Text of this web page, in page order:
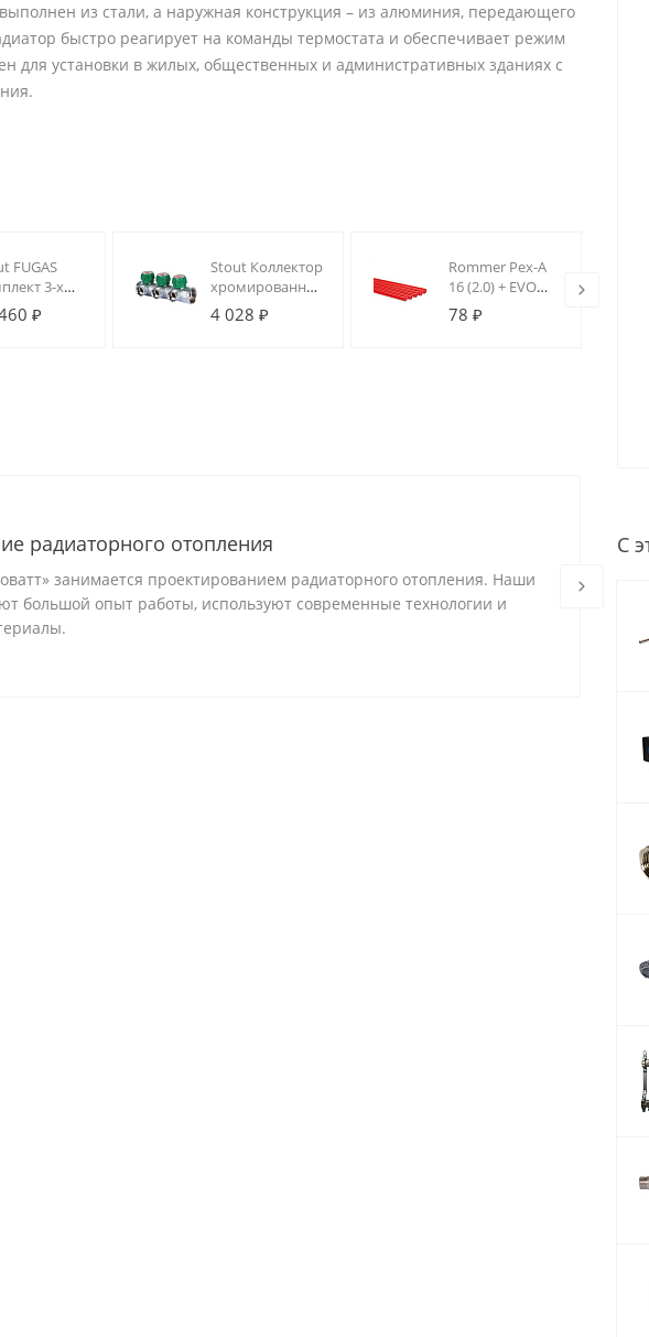
из стали, а наружная конструкция – из алюминия, передающего
быстро реагирует на команды термостата и обеспечивает режим
для установки в жилых, общественных и административных зданиях с
FUGAS
3-х
для
₽
Stout Коллектор
хромированный
1", 3 отвода,
подключение
4 028 ₽
Rommer Pex-A
16 (2.0) + EVOH,
(в бухте 100м)
труба из
78 ₽
радиаторного отопления
занимается проектированием радиаторного отопления. Наши
большой опыт работы, используют современные технологии и
С